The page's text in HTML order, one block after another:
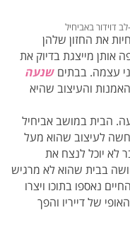
דוידור באביחיל
את החזון שלהן
מייצגת בדיוק את
עצמה. בבתים שנעה
והעיצוב שהיא
הבית במושב אביחיל
לעיצוב שהוא מעל
לא יוכל לנצח את
בבית שהוא לא מרגיש
נאספו בתוכו ויצרו
של דייריו והפך